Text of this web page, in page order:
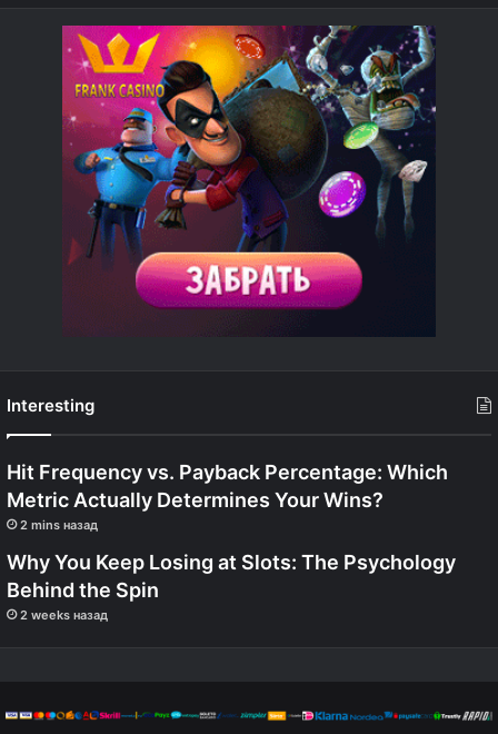
Interesting
Hit Frequency vs. Payback Percentage: Which
Metric Actually Determines Your Wins?
2 mins назад
Why You Keep Losing at Slots: The Psychology
Behind the Spin
2 weeks назад